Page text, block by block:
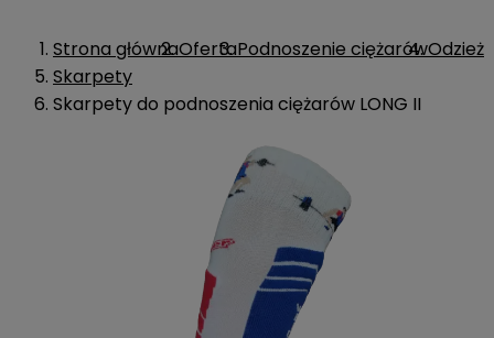
Strona głównaOfertaPodnoszenie ciężarówOdzież
Skarpety
Skarpety do podnoszenia ciężarów LONG II